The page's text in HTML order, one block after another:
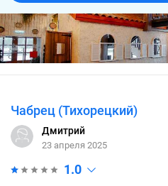
Чабрец (Тихорецкий)
Дмитрий
23 апреля 2025
1.0